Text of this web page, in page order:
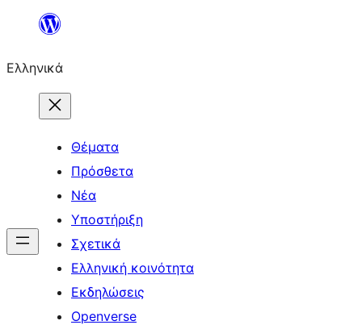
Μετάβαση
περιεχόμενο
Ελληνικά
Θέματα
Πρόσθετα
Νέα
Υποστήριξη
Σχετικά
Ελληνική κοινότητα
Εκδηλώσεις
Openverse